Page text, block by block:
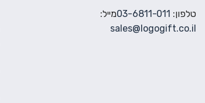
טלפון: 03-6811-011מייל:
sales@logogift.co.il